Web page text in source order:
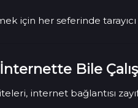
için her seferinde
İnternette Bile
internet bağlantısı